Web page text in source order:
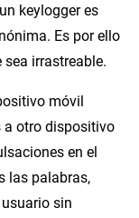
keylogger es
Es por ello
irrastreable.
móvil
a otro dispositivo
en el
las palabras,
sin